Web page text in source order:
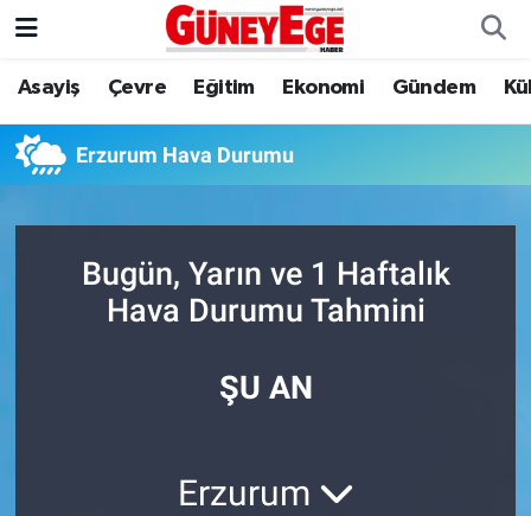
Asayiş Çevre Eğitim Ekonomi Gündem
Erzurum Hava Durumu
Bugün, Yarın ve 1 Haftalık
Hava Durumu Tahmini
ŞU AN
Erzurum
Asayiş
Çevre
Ekonomi
İstanbul Hava Durumu
İstanbul Trafik Yoğunluk Haritası
Tüm Manşetler